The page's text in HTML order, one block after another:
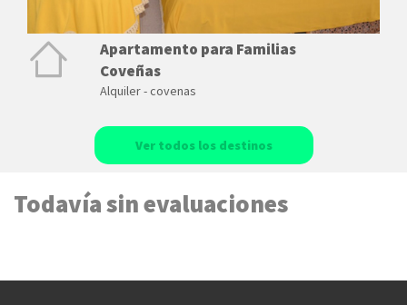
Apartamento para Familias
Coveñas
Alquiler - covenas
Ver todos los destinos
Todavía sin evaluaciones